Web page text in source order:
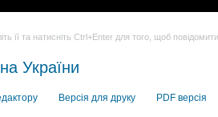
її та натисніть Ctrl+Enter для того, щоб
України
Версія для друку PDF версія